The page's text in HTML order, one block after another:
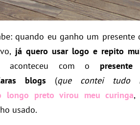
quando eu ganho um presente
já quero usar logo e repito
aconteceu com o
blogs (que contei tudo
longo preto virou meu curinga,
usado.